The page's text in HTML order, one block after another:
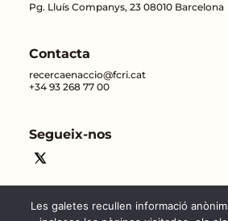
Pg. Lluís Companys, 23 08010 Barcelona
Contacta
recercaenaccio@fcri.cat
+34 93 268 77 00
Segueix-nos
Les galetes recullen informació